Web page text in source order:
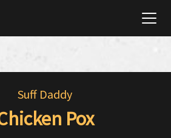
Suff Daddy
Pox